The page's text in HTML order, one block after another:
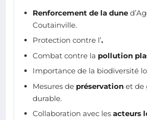
Renforcement de la dune
Coutainville.
Protection contre l’.
Combat contre la pollution
Importance de la biodiversité
Mesures de préservation et de
durable.
Collaboration avec les acteurs